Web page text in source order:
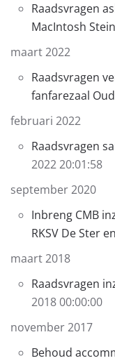
Raadsvragen
MacIntosh Stein
maart 2022
Raadsvragen
fanfarezaal
februari 2022
Raadsvragen
2022 20:01:58
september 2020
Inbreng CMB
RKSV De Ster
maart 2018
Raadsvragen
2018 00:00:00
november 2017
Behoud